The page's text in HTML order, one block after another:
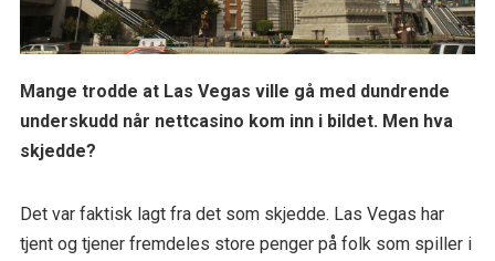
Mange trodde at Las Vegas ville gå med dundrende
underskudd når nettcasino kom inn i bildet. Men hva
skjedde?
Det var faktisk lagt fra det som skjedde. Las Vegas har
tjent og tjener fremdeles store penger på folk som spiller i